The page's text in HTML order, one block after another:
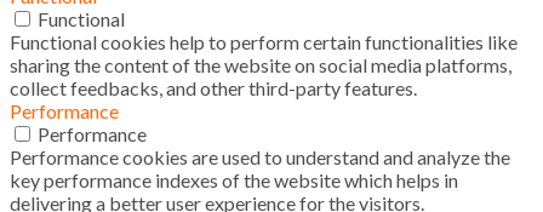
Functional
Functional cookies help to perform certain functionalities like
sharing the content of the website on social media platforms,
collect feedbacks, and other third-party features.
Performance
Performance
Performance cookies are used to understand and analyze the
key performance indexes of the website which helps in
delivering a better user experience for the visitors.